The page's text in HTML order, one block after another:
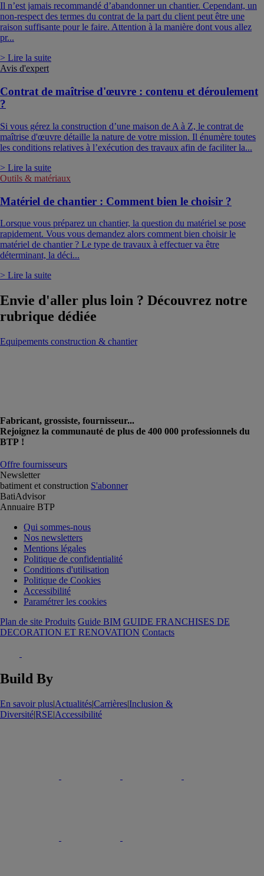
Il n’est jamais recommandé d’abandonner un chantier. Cependant, un
non-respect des termes du contrat de la part du client peut être une
raison suffisante pour le faire. Attention à la manière dont vous allez
pr...
> Lire la suite
Avis d'expert
Contrat de maîtrise d'œuvre : contenu et déroulement
?
Si vous gérez la construction d’une maison de A à Z, le contrat de
maîtrise d'œuvre détaille la nature de votre mission. Il énumère toutes
les conditions relatives à l’exécution des travaux afin de faciliter la...
> Lire la suite
Outils & matériaux
Matériel de chantier : Comment bien le choisir ?
Lorsque vous préparez un chantier, la question du matériel se pose
rapidement. Vous vous demandez alors comment bien choisir le
matériel de chantier ? Le type de travaux à effectuer va être
déterminant, la déci...
> Lire la suite
Envie d'aller plus loin ? Découvrez notre
rubrique dédiée
Equipements construction & chantier
Fabricant, grossiste, fournisseur...
Rejoignez la communauté de plus de 400 000 professionnels du
BTP !
Offre fournisseurs
Newsletter
batiment et construction S'abonner
BatiAdvisor
Annuaire BTP
Qui sommes-nous
Nos newsletters
Mentions légales
Politique de confidentialité
Conditions d'utilisation
Politique de Cookies
Accessibilité
Paramétrer les cookies
Plan de site Produits Guide BIM GUIDE FRANCHISES DE
DECORATION ET RENOVATION Contacts
Build By
En savoir plus|Actualités|Carrières|Inclusion &
Diversité|RSE|Accessibilité